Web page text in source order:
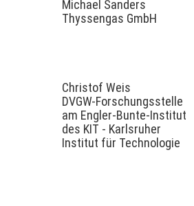
Michael Sanders
Thyssengas GmbH
Christof Weis
DVGW-Forschungsstelle
am Engler-Bunte-Institut
des KIT - Karlsruher
Institut für Technologie